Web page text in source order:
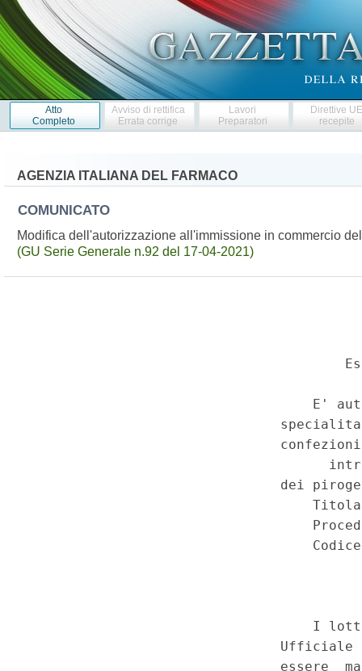
Atto
Completo
Avviso di rettifica
Errata corrige
Lavori
Preparatori
Direttive
recepite
AGENZIA ITALIANA DEL FARMACO
COMUNICATO
Modifica dell'autorizzazione all'immissione in commercio
(GU Serie Generale n.92 del 17-04-2021)